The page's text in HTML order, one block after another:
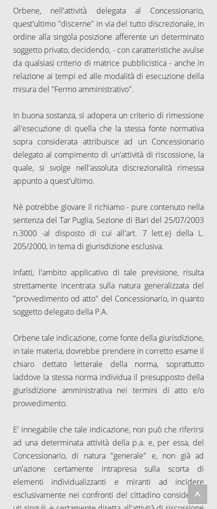
Orbene, nell'attività delegata al Concessionario,
quest'ultimo "discerne" in via del tutto discrezionale, in
ordine alla singola posizione afferente un determinato
soggetto privato, decidendo, - con caratteristiche avulse
da qualsiasi criterio di matrice pubblicistica - anche in
relazione ai tempi ed alle modalità di esecuzione della
misura del "Fermo amministrativo".
In buona sostanza, si adopera un criterio di rimessione
all'esecuzione di quella che la stessa fonte normativa
sopra considerata attribuisce ad un Concessionario
delegato al compimento di un'attività di riscossione, la
quale, si svolge nell'assoluta discrezionalità rimessa
appunto a quest'ultimo.
Nè potrebbe giovare il richiamo - pure contenuto nella
sentenza del Tar Puglia, Sezione di Bari del 25/07/2003
n.3000 -al disposto di cui all'art. 7 lett.e) della L.
205/2000, in tema di giurisdizione esclusiva.
Infatti, l'ambito applicativo di tale previsione, risulta
strettamente incentrata sulla natura generalizzata del
"provvedimento od atto" del Concessionario, in quanto
soggetto delegato della P.A.
Orbene tale indicazione, come fonte della giurisdizione,
in tale materia, dovrebbe prendere in corretto esame il
chiaro dettato letterale della norma, soprattutto
laddove la stessa norma individua il presupposto della
giurisdizione amministrativa nei termini di atto e/o
provvedimento.
E' innegabile che tale indicazione, non può che riferirsi
ad una determinata attività della p.a. e, per essa, del
Concessionario, di natura "generale" e, non già ad
un'azione certamente intrapresa sulla scorta di
elementi individualizzanti e miranti ad incidere
esclusivamente nei confronti del cittadino considerato
^